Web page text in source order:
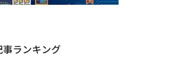
事ランキング